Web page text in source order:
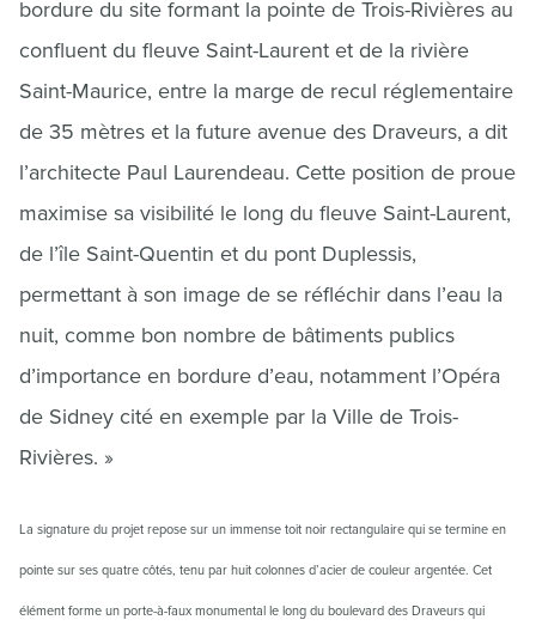
bordure du site formant la pointe de Trois-Rivières au
confluent du fleuve Saint-Laurent et de la rivière
Saint-Maurice, entre la marge de recul réglementaire
de 35 mètres et la future avenue des Draveurs, a dit
l’architecte Paul Laurendeau. Cette position de proue
maximise sa visibilité le long du fleuve Saint-Laurent,
de l’île Saint-Quentin et du pont Duplessis,
permettant à son image de se réfléchir dans l’eau la
nuit, comme bon nombre de bâtiments publics
d’importance en bordure d’eau, notamment l’Opéra
de Sidney cité en exemple par la Ville de Trois-
Rivières. »
La signature du projet repose sur un immense toit noir rectangulaire qui se termine en
pointe sur ses quatre côtés, tenu par huit colonnes d’acier de couleur argentée. Cet
élément forme un porte-à-faux monumental le long du boulevard des Draveurs qui